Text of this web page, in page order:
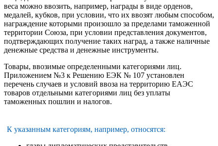
веса можно ввозить, например, награды в виде орденов,
медалей, кубков, при условии, что их ввозят любым способом,
награждение которыми произошло за пределами таможенной
территории Союза, при условии представления документов,
подтверждающих получение таких наград, а также наличные
денежные средства и денежные инструменты.
Товары, ввозимые определенными категориями лиц.
Приложением №3 к Решению ЕЭК № 107 установлен
перечень случаев и условий ввоза на территорию ЕАЭС
товаров отдельными категориями лиц без уплаты
таможенных пошлин и налогов.
К указанным категориям, например, относятся: